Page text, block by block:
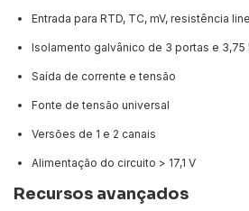
Entrada para RTD, TC, mV, resistência
Isolamento galvânico de 3 portas e 3,75
Saída de corrente e tensão
Fonte de tensão universal
Versões de 1 e 2 canais
Alimentação do circuito > 17,1 V
Recursos avançados